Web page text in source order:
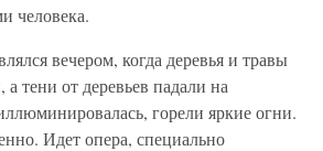
человека.
вечером, когда деревья и травы
тени от деревьев падали на
горели яркие огни.
Идет опера, специально